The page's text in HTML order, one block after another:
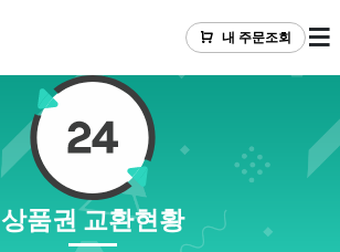
내 주문조회
상품권 교환현황